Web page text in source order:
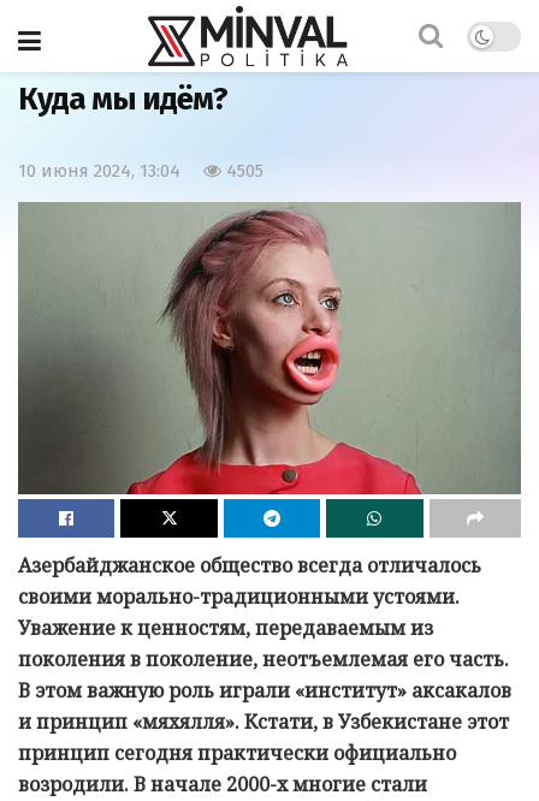
Главная Общество
Куда мы идём?
10 июня 2024, 13:04 4505
Азербайджанское общество всегда отличалось
своими морально-традиционными устоями.
Уважение к ценностям, передаваемым из
поколения в поколение, неотъемлемая его часть.
В этом важную роль играли «институт» аксакалов
и принцип «мяхялля». Кстати, в Узбекистане этот
принцип сегодня практически официально
возродили. В начале 2000-х многие стали